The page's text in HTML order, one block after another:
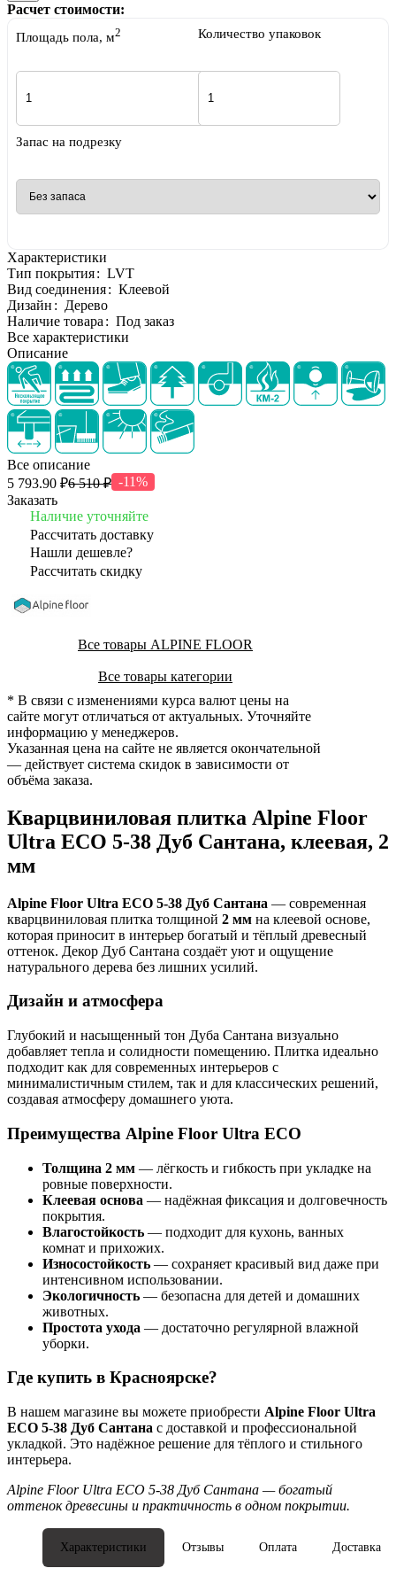
Расчет стоимости:
Площадь пола, м2 Количество упаковок
Запас на подрезку
Характеристики
Тип покрытия: LVT
Вид соединения: Клеевой
Дизайн: Дерево
Наличие товара: Под заказ
Все характеристики
Описание
Все описание
5 793.90 ₽6 510 ₽ -11%
Заказать
Наличие уточняйте
Рассчитать доставку
Нашли дешевле?
Рассчитать скидку
Все товары ALPINE FLOOR
Все товары категории
* В связи с изменениями курса валют цены на
сайте могут отличаться от актуальных. Уточняйте
информацию у менеджеров.
Указанная цена на сайте не является окончательной
— действует система скидок в зависимости от
объёма заказа.
Кварцвиниловая плитка Alpine Floor
Ultra ECO 5-38 Дуб Сантана, клеевая, 2
мм
Alpine Floor Ultra ECO 5-38 Дуб Сантана — современная
кварцвиниловая плитка толщиной 2 мм на клеевой основе,
которая приносит в интерьер богатый и тёплый древесный
оттенок. Декор Дуб Сантана создаёт уют и ощущение
натурального дерева без лишних усилий.
Дизайн и атмосфера
Глубокий и насыщенный тон Дуба Сантана визуально
добавляет тепла и солидности помещению. Плитка идеально
подходит как для современных интерьеров с
минималистичным стилем, так и для классических решений,
создавая атмосферу домашнего уюта.
Преимущества Alpine Floor Ultra ECO
Толщина 2 мм — лёгкость и гибкость при укладке на
ровные поверхности.
Клеевая основа — надёжная фиксация и долговечность
покрытия.
Влагостойкость — подходит для кухонь, ванных
комнат и прихожих.
Износостойкость — сохраняет красивый вид даже при
интенсивном использовании.
Экологичность — безопасна для детей и домашних
животных.
Простота ухода — достаточно регулярной влажной
уборки.
Где купить в Красноярске?
В нашем магазине вы можете приобрести Alpine Floor Ultra
ECO 5-38 Дуб Сантана с доставкой и профессиональной
укладкой. Это надёжное решение для тёплого и стильного
интерьера.
Alpine Floor Ultra ECO 5-38 Дуб Сантана — богатый
оттенок древесины и практичность в одном покрытии.
Характеристики Отзывы Оплата Доставка